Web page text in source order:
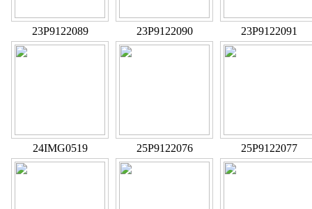
23P9122089 23P9122090 23P9122091
24IMG0519 25P9122076 25P9122077